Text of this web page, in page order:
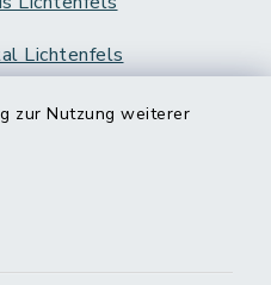
zur Nutzung weiterer
Lichtenfels